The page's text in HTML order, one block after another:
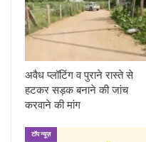
अवैध प्लॉटिंग व पुराने रास्ते से
हटकर सड़क बनाने की जांच
करवाने की मांग
टॉप न्यूज़